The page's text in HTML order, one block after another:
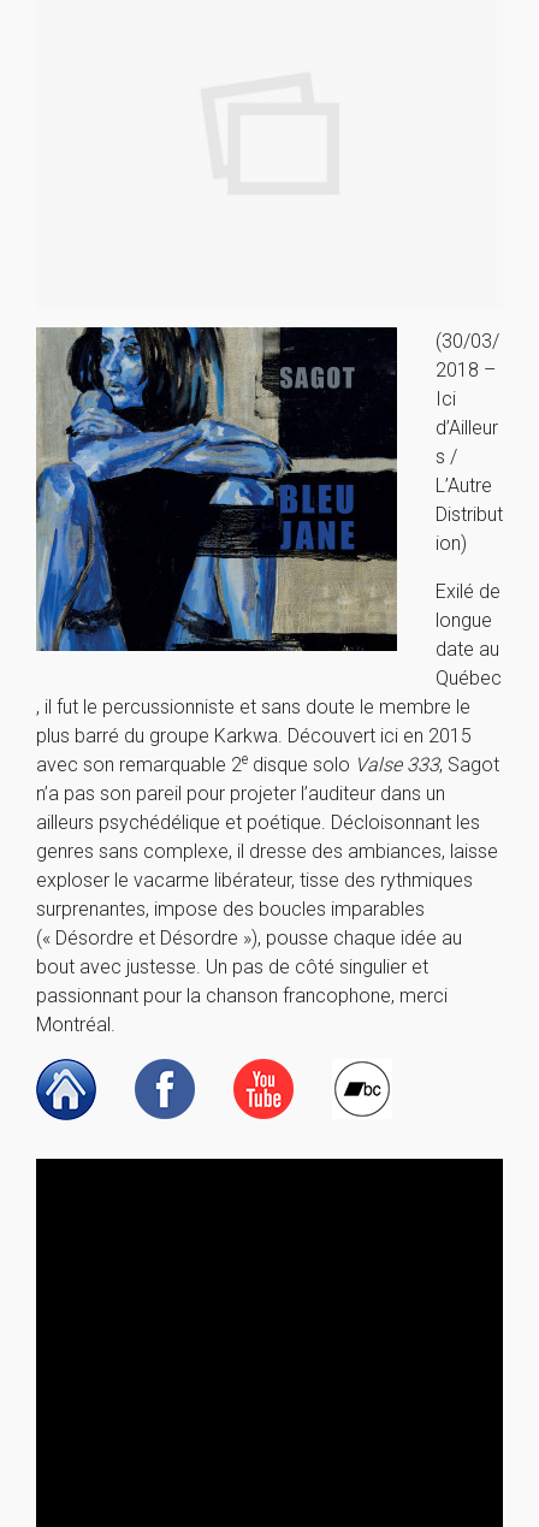
(30/03/
2018 –
Ici
d’Ailleur
s /
L’Autre
Distribut
ion)
Exilé de
longue
date au
Québec
, il fut le percussionniste et sans doute le membre le
plus barré du groupe Karkwa. Découvert ici en 2015
avec son remarquable 2e disque solo Valse 333, Sagot
n’a pas son pareil pour projeter l’auditeur dans un
ailleurs psychédélique et poétique. Décloisonnant les
genres sans complexe, il dresse des ambiances, laisse
exploser le vacarme libérateur, tisse des rythmiques
surprenantes, impose des boucles imparables
(« Désordre et Désordre »), pousse chaque idée au
bout avec justesse. Un pas de côté singulier et
passionnant pour la chanson francophone, merci
Montréal.